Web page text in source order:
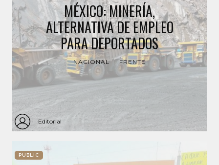
MÉXICO: MINERÍA,
ALTERNATIVA DE EMPLEO
PARA DEPORTADOS
NACIONAL FRENTE
Editorial
PUBLIC